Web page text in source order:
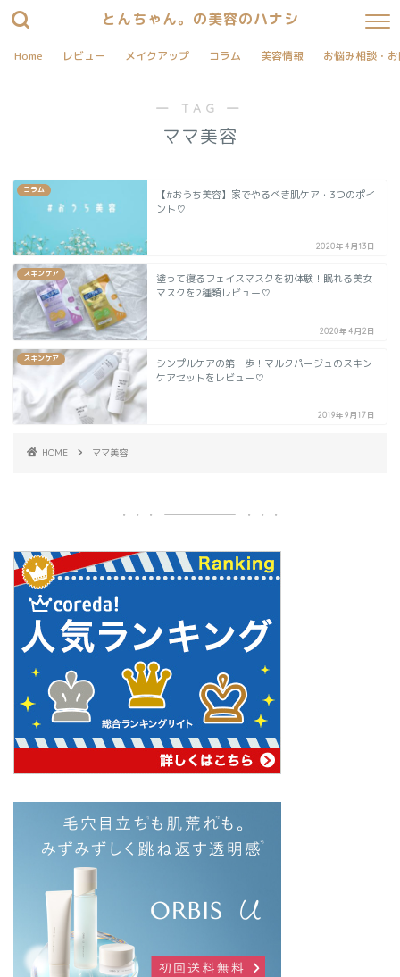
とんちゃん。の美容のハナシ
Home レビュー メイクアップ コラム 美容情報 お悩み相談・
― TAG ―
ママ美容
コラム
【#おうち美容】家でやるべき肌ケア・3つのポイ
ント♡
2020年4月13日
スキンケア
塗って寝るフェイスマスクを初体験！眠れる美女
マスクを2種類レビュー♡
2020年4月2日
スキンケア
シンプルケアの第一歩！マルクパージュのスキン
ケアセットをレビュー♡
2019年9月17日
HOME ママ美容